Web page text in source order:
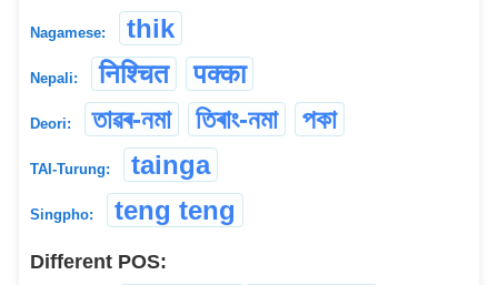
Nagamese: thik
Nepali: निश्चित पक्का
Deori: তাৱৰ-নমা তিৰাং-নমা পকা
TAI-Turung: tainga
Singpho: teng teng
Different POS: